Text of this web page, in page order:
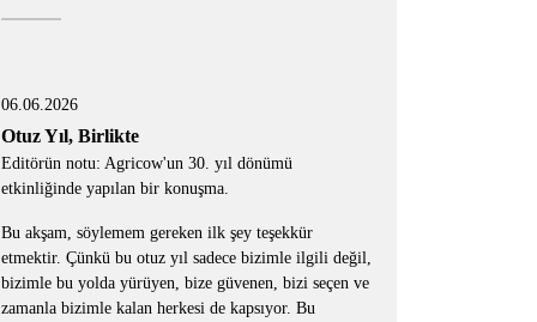
06.06.2026
Otuz Yıl, Birlikte
Editörün notu: Agricow'un 30. yıl dönümü
etkinliğinde yapılan bir konuşma.
Bu akşam, söylemem gereken ilk şey teşekkür
etmektir. Çünkü bu otuz yıl sadece bizimle ilgili değil,
bizimle bu yolda yürüyen, bize güvenen, bizi seçen ve
zamanla bizimle kalan herkesi de kapsıyor. Bu